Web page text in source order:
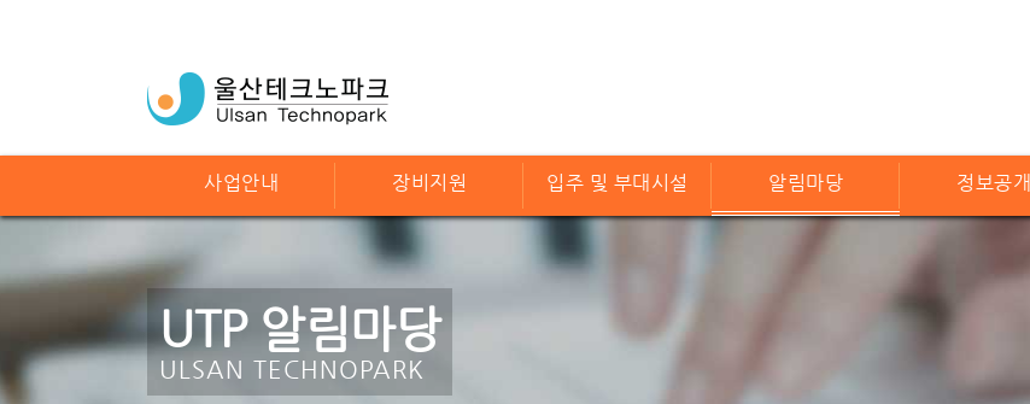
사업안내 장비지원 입주 및 부대시설 알림마당 정보공개
UTP 알림마당
ULSAN TECHNOPARK